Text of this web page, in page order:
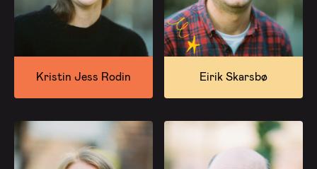
Kristin Jess Rodin Eirik Skarsbø